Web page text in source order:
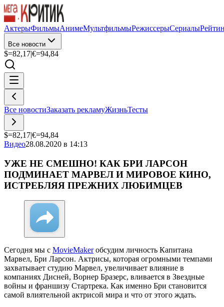
АктерыФильмыАнимеМультфильмыРежиссерыСериалы
Все новости
$=82,17|€=94,84
Все новостиЗаказать рекламуЖизньТесты
$=82,17|€=94,84
Видео28.08.2020 в 14:13
УЖЕ НЕ СМЕШНО! КАК БРИ ЛАРСОН
ПОДМИНАЕТ МАРВЕЛ И МИРОВОЕ КИНО,
ИСТРЕБЛЯЯ ПРЕЖНИХ ЛЮБИМЦЕВ
Сегодня мы с MovieMakerобсудим личность Капитана
Марвел, Бри Ларсон. Актрисы, которая огромными темпами
захватывает студию Марвел, увеличивает влияние в
компаниях Дисней, Ворнер Бразерс, вливается в Звездные
войны и франшизу Стартрека. Как именно Бри становится
самой влиятельной актрисой мира и что от этого ждать.